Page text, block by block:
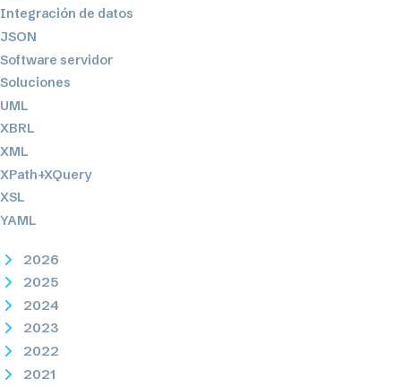
Integración de datos
JSON
Software servidor
Soluciones
UML
XBRL
XML
XPath+XQuery
XSL
YAML
2026
2025
2024
2023
2022
2021